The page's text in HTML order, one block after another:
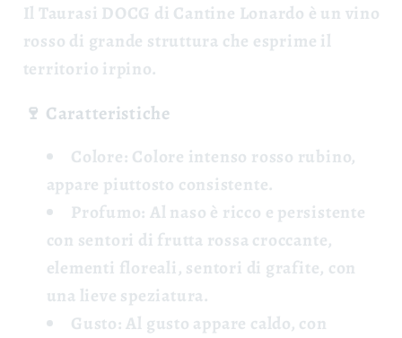
Il Taurasi DOCG di Cantine Lonardo è un vino
rosso di grande struttura che esprime il
territorio irpino.
🍷 Caratteristiche
Colore: Colore intenso rosso rubino,
appare piuttosto consistente.
Profumo: Al naso è ricco e persistente
con sentori di frutta rossa croccante,
elementi floreali, sentori di grafite, con
una lieve speziatura.
Gusto: Al gusto appare caldo, con